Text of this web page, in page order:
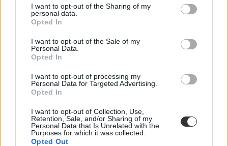
I want to opt-out of the Sharing of my
personal data.
Opted In
I want to opt-out of the Sale of my
Personal Data.
Opted In
I want to opt-out of processing my
Personal Data for Targeted Advertising.
Opted In
I want to opt-out of Collection, Use,
Retention, Sale, and/or Sharing of my
Personal Data that Is Unrelated with the
Purposes for which it was collected.
Opted Out
európai bizottság
erasmus-botrány
Erasmus-ügy